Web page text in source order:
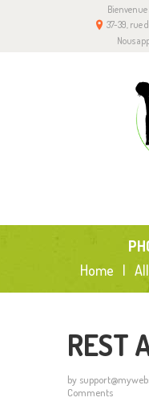
37-39, rue
Nous
Home
A PROPOS DE
L’ÉDUCATION
COMMENT
REST
by
Comments